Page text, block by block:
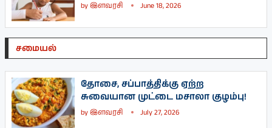
byஇளவரசி June 18, 2026
சமையல்
தோசை, சப்பாத்திக்கு ஏற்ற
சுவையான முட்டை மசாலா குழம்பு!
byஇளவரசி July 27, 2026